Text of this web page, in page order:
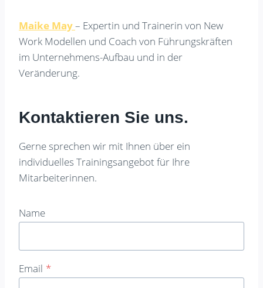
Maike May– Expertin und Trainerin von New
Work Modellen und Coach von Führungskräften
im Unternehmens-Aufbau und in der
Veränderung.
Kontaktieren Sie uns.
Gerne sprechen wir mit Ihnen über ein
individuelles Trainingsangebot für Ihre
Mitarbeiterinnen.
Name
Email *